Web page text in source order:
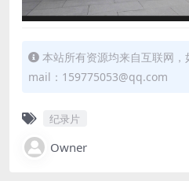
本站所有资源均来自互联网
mail：159775053@qq.com
纪录片
Owner